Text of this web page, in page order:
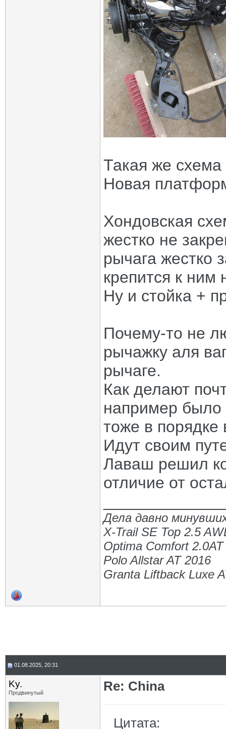
Такая же
Новая
Хондовская
жестко не
рычага жестко
крепится к ним
Ну и стойка +
Почему-то не
рычажку аля
рычаге.
Как делают
например было
тоже в
Идут своим
Лаваш решил
отличие от
Дела давно
X-Trail SE Top 2.5
Optima Comfort
Polo Allstar AT 2016
Granta Liftback Luxe
01.08.2025, 20:31
Ky.
Продвинутый Re: China
Цитата: